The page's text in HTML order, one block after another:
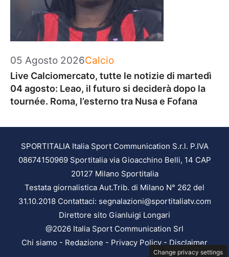
05 Agosto 2026Categorie
Calcio
Live Calciomercato, tutte le notizie di martedì
04 agosto: Leao, il futuro si deciderà dopo la
tournée. Roma, l’esterno tra Nusa e Fofana
SPORTITALIA Italia Sport Communication S.r.l. P.IVA
08674150969 Sportitalia via Gioacchino Belli, 14 CAP
20127 Milano Sportitalia
Testata giornalistica Aut.Trib. di Milano N° 262 del
31.10.2018 Contattaci: segnalazioni@sportitaliatv.com
Direttore sito Gianluigi Longari
@2026 Italia Sport Communication Srl
Chi siamo - Redazione - Privacy Policy-Disclaimer
Change privacy settings